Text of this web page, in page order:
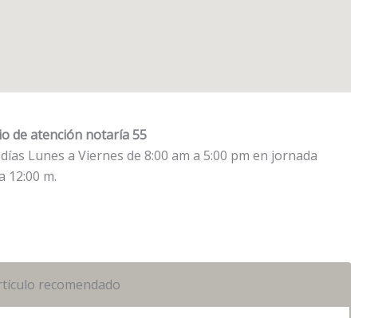
de atención notaría 55
Lunes a Viernes de 8:00 am a 5:00 pm en jornada
12:00 m.
recomendado